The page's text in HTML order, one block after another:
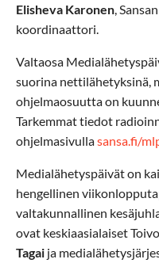
Elisheva Karonen ,
koordinaattori.
Valtaosa
suorina nettilähetyksinä,
ohjelmaosuutta on
Tarkemmat tiedot
ohjelmasivullasansa.fi/
Medialähetyspäivät on
hengellinen
valtakunnallinen
ovat keskiaasialaiset
Tagai ja